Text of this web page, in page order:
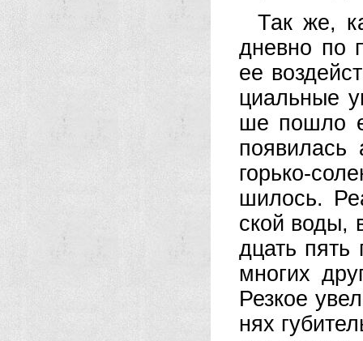
Так же,
днев­но по
ее
ци­аль­ные
ше по­шло
поя­ви­лась
горь­ко-
ши­лось.
ской во­ды,
дцать пять
мно­гих
Рез­кое
нях